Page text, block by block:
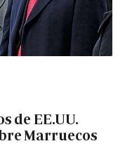
de EE.UU.
Marruecos